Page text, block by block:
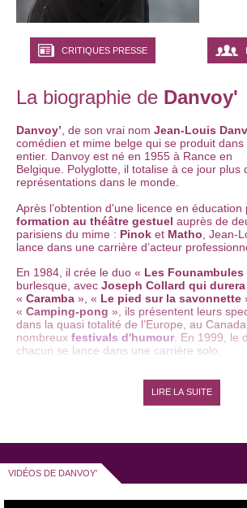
CRITIQUES PRESSE
La biographie de Danvoy'
Danvoy’ , de son vrai nom Jean-Louis
comédien et mime belge qui se produit dans
entier. Danvoy est né en 1955 à Rance en
Belgique. Polyglotte, il totalise à ce jour plus
représentations dans le monde.
Après l’obtention d'une licence en
formation au théâtre gestuel auprès de
parisiens du mime : Pinok et Matho , Jean-
lance dans une carrière d’acteur
En 1984, il crée le duo « Les Founambules
burlesque, avec Joseph Collard qui durera
« Caramba », « Le pied sur la savonnette
« Camping-pong », ils présentent leurs
dans la quasi totalité de l’Europe, au
nombreux festivals d'humour. En 1999, le
chacun se lance dans une carrière solo.
entame une formation de préparateur
solo : en 1999, «To see or not to see
années plus tard. Avec son premier
LIRE LA SUITE
VIDÉOS DE DANVOY'